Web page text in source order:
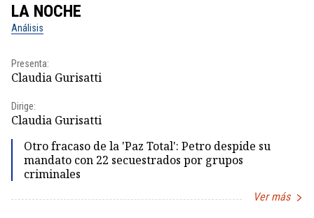
LA NOCHE
Análisis
Presenta:
Claudia Gurisatti
Dirige:
Claudia Gurisatti
Otro fracaso de la 'Paz Total': Petro despide su
mandato con 22 secuestrados por grupos
criminales
Ver más